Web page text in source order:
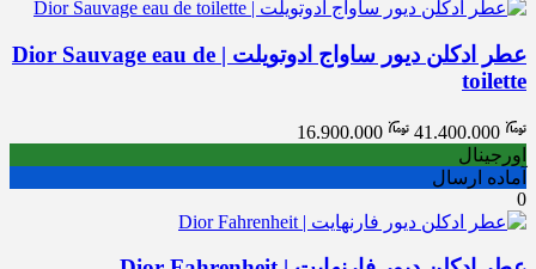
عطر ادکلن دیور ساواج ادوتویلت | Dior Sauvage eau de
toilette
41.400.000
16.900.000
range:
16.900.000
through
41.400.000
اورجینال
آماده ارسال
0